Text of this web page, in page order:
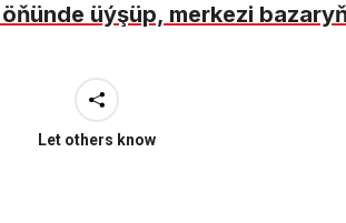
üýşüp, merkezi
Let others know